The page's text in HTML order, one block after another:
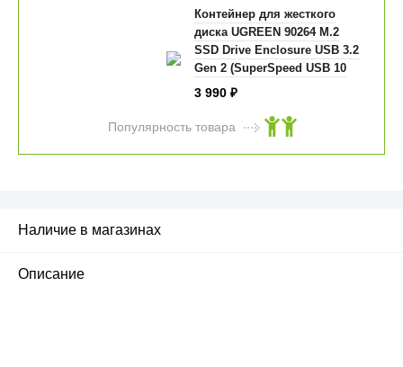
Контейнер для жесткого
диска UGREEN 90264 M.2
SSD Drive Enclosure USB 3.2
Gen 2 (SuperSpeed USB 10
Gbps) серый
3 990 ₽
Популярность товара
Наличие в магазинах
Описание